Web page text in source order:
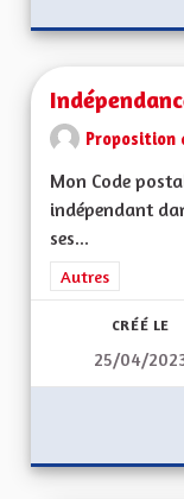
Proposition
Mon Code
indépendant
ses...
Filtrer les
Autres
CRÉÉ LE
25/04/